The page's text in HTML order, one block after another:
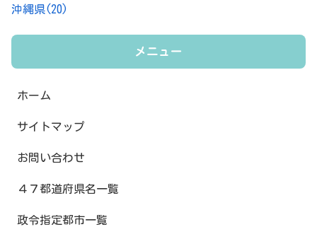
沖縄県(20)
メニュー
ホーム
サイトマップ
お問い合わせ
４７都道府県名一覧
政令指定都市一覧